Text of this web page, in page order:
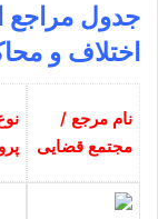
جدول
اختلاف و
نام مرجع /
مجتمع قضایی